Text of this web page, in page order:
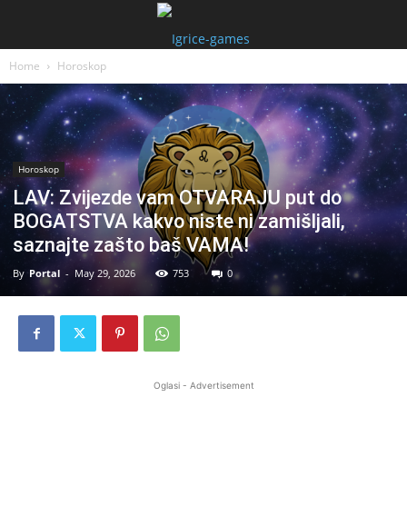
Home Horoskop
Horoskop
LAV: Zvijezde vam OTVARAJU put do
BOGATSTVA kakvo niste ni zamišljali,
saznajte zašto baš VAMA!
By Portal - May 29, 2026 753 0
Oglasi - Advertisement